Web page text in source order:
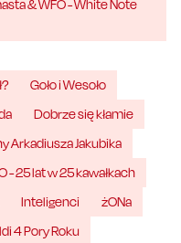
& WFO - White Note
Goło i Wesoło
Dobrze się kłamie
Arkadiusza Jakubika
- 25 lat w 25 kawałkach
Inteligenci
żONa
4 Pory Roku